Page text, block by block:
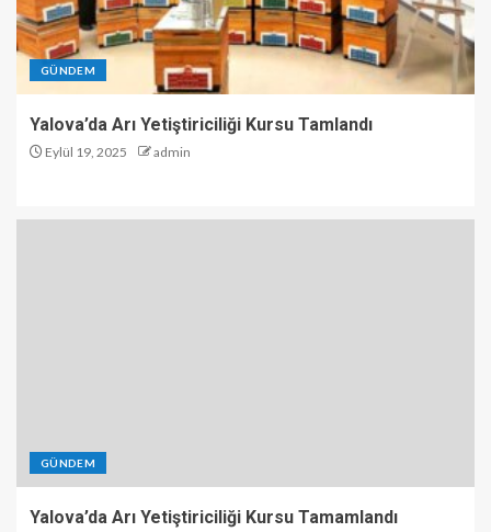
GÜNDEM
Yalova’da Arı Yetiştiriciliği Kursu Tamlandı
Eylül 19, 2025 admin
GÜNDEM
Yalova’da Arı Yetiştiriciliği Kursu Tamamlandı